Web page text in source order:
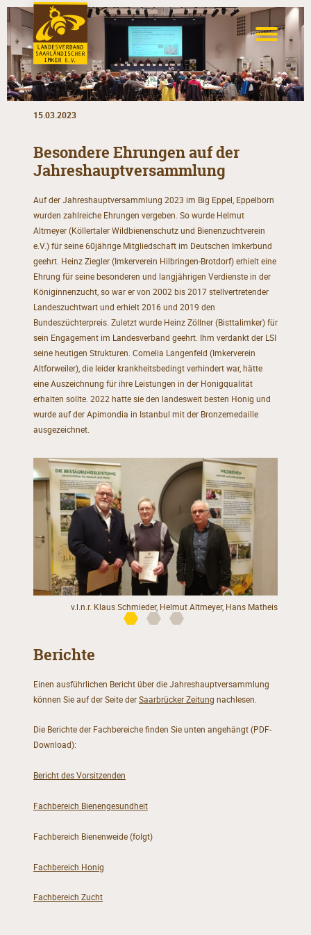
15.03.2023
Besondere Ehrungen auf der
Jahreshauptversammlung
Auf der Jahreshauptversammlung 2023 im Big Eppel, Eppelborn
wurden zahlreiche Ehrungen vergeben. So wurde Helmut
Altmeyer (Köllertaler Wildbienenschutz und Bienenzuchtverein
e.V.) für seine 60jährige Mitgliedschaft im Deutschen Imkerbund
geehrt. Heinz Ziegler (Imkerverein Hilbringen-Brotdorf) erhielt eine
Ehrung für seine besonderen und langjährigen Verdienste in der
Königinnenzucht, so war er von 2002 bis 2017 stellvertretender
Landeszuchtwart und erhielt 2016 und 2019 den
Bundeszüchterpreis. Zuletzt wurde Heinz Zöllner (Bisttalimker) für
sein Engagement im Landesverband geehrt. Ihm verdankt der LSI
seine heutigen Strukturen. Cornelia Langenfeld (Imkerverein
Altforweiler), die leider krankheitsbedingt verhindert war, hätte
eine Auszeichnung für ihre Leistungen in der Honigqualität
erhalten sollte. 2022 hatte sie den landesweit besten Honig und
wurde auf der Apimondia in Istanbul mit der Bronzemedaille
ausgezeichnet.
v.l.n.r. Klaus Schmieder, Helmut Altmeyer, Hans Matheis
Berichte
Einen ausführlichen Bericht über die Jahreshauptversammlung
können Sie auf der Seite derSaarbrücker Zeitung nachlesen.
Die Berichte der Fachbereiche finden Sie unten angehängt (PDF-
Download):
Bericht des Vorsitzenden
Fachbereich Bienengesundheit
Fachbereich Bienenweide (folgt)
Fachbereich Honig
Fachbereich Zucht